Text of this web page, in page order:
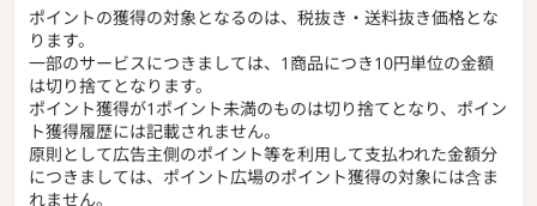
ポイントの獲得の対象となるのは、税抜き・送料抜き価格とな
ります。
一部のサービスにつきましては、1商品につき10円単位の金額
は切り捨てとなります。
ポイント獲得が1ポイント未満のものは切り捨てとなり、ポイン
ト獲得履歴には記載されません。
原則として広告主側のポイント等を利用して支払われた金額分
につきましては、ポイント広場のポイント獲得の対象には含ま
れません。